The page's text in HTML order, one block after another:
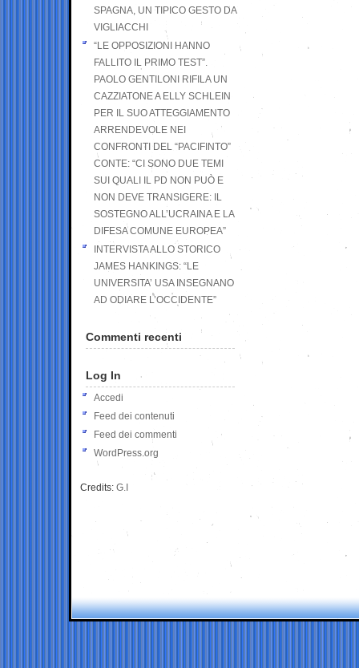
SPAGNA, UN TIPICO GESTO DA
VIGLIACCHI
“LE OPPOSIZIONI HANNO
FALLITO IL PRIMO TEST”.
PAOLO GENTILONI RIFILA UN
CAZZIATONE A ELLY SCHLEIN
PER IL SUO ATTEGGIAMENTO
ARRENDEVOLE NEI
CONFRONTI DEL “PACIFINTO”
CONTE: “CI SONO DUE TEMI
SUI QUALI IL PD NON PUÒ E
NON DEVE TRANSIGERE: IL
SOSTEGNO ALL’UCRAINA E LA
DIFESA COMUNE EUROPEA”
INTERVISTA ALLO STORICO
JAMES HANKINGS: “LE
UNIVERSITA’ USA INSEGNANO
AD ODIARE L’OCCIDENTE”
Commenti recenti
Log In
Accedi
Feed dei contenuti
Feed dei commenti
WordPress.org
Credits: G.I